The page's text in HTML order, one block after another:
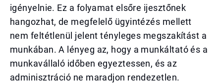
igényelnie. Ez a folyamat elsőre ijesztőnek
hangozhat, de megfelelő ügyintézés mellett
nem feltétlenül jelent tényleges megszakítást a
munkában. A lényeg az, hogy a munkáltató és a
munkavállaló időben egyeztessen, és az
adminisztráció ne maradjon rendezetlen.